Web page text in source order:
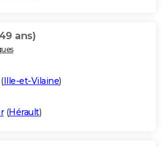
ans)
(Ille-et-Vilaine)
(Hérault)